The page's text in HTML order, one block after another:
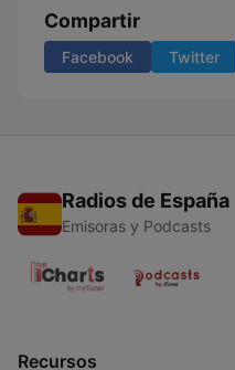
Compartir
Facebook Twitter
Radios de España
Emisoras y Podcasts
Recursos